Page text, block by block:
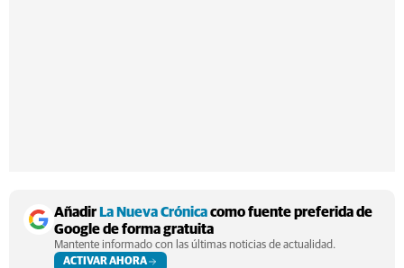
AñadirLa Nueva Crónicacomo fuente preferida de
Google de forma gratuita
Mantente informado con las últimas noticias de actualidad.
ACTIVAR AHORA